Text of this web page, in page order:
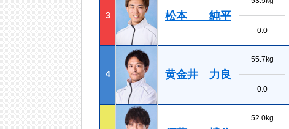
3 松本 純平
0.0
4 黄金井 力良
55.7kg
0.0
52.0kg